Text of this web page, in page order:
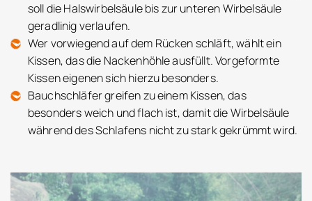
soll die Halswirbelsäule bis zur unteren Wirbelsäule
geradlinig verlaufen.
Wer vorwiegend auf dem Rücken schläft, wählt ein
Kissen, das die Nackenhöhle ausfüllt. Vorgeformte
Kissen eigenen sich hierzu besonders.
Bauchschläfer greifen zu einem Kissen, das
besonders weich und flach ist, damit die Wirbelsäule
während des Schlafens nicht zu stark gekrümmt wird.